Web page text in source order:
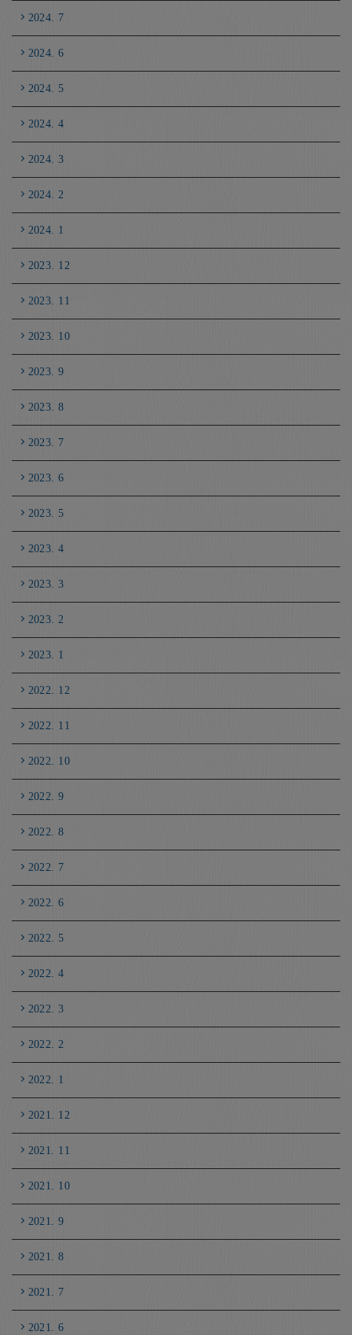
2024. 7
2024. 6
2024. 5
2024. 4
2024. 3
2024. 2
2024. 1
2023. 12
2023. 11
2023. 10
2023. 9
2023. 8
2023. 7
2023. 6
2023. 5
2023. 4
2023. 3
2023. 2
2023. 1
2022. 12
2022. 11
2022. 10
2022. 9
2022. 8
2022. 7
2022. 6
2022. 5
2022. 4
2022. 3
2022. 2
2022. 1
2021. 12
2021. 11
2021. 10
2021. 9
2021. 8
2021. 7
2021. 6